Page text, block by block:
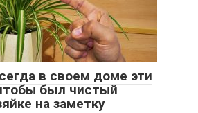
в своем доме эти
был чистый
на заметку